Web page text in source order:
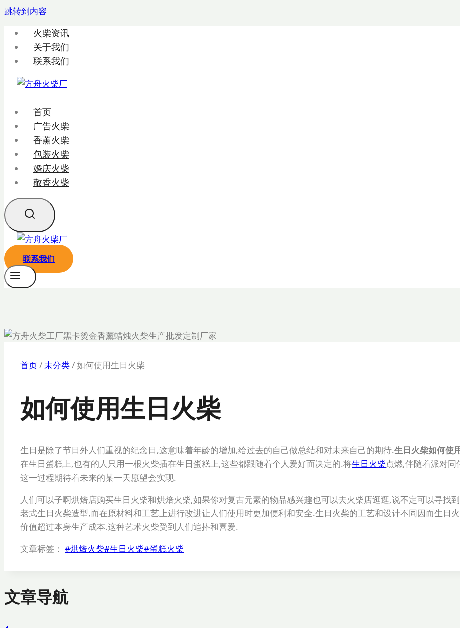
跳转到内容
火柴资讯
关于我们
联系我们
首页
广告火柴
香薰火柴
包装火柴
婚庆火柴
敬香火柴
联系我们
首页/未分类/如何使用生日火柴
如何使用生日火柴
生日是除了节日外人们重视的纪念日,这意味着年龄的增加,给过去的自己做总结和对未来自己的期待.生日火柴如何使
在生日蛋糕上,也有的人只用一根火柴插在生日蛋糕上,这些都跟随着个人爱好而决定的.将生日火柴点燃,伴随着派对
这一过程期待着未来的某一天愿望会实现.
人们可以子啊烘焙店购买生日火柴和烘焙火柴,如果你对复古元素的物品感兴趣也可以去火柴店逛逛,说不定可以寻找
老式生日火柴造型,而在原材料和工艺上进行改进让人们使用时更加便利和安全.生日火柴的工艺和设计不同因而生日
价值超过本身生产成本.这种艺术火柴受到人们追捧和喜爱.
文章标签： #烘焙火柴#生日火柴#蛋糕火柴
文章导航